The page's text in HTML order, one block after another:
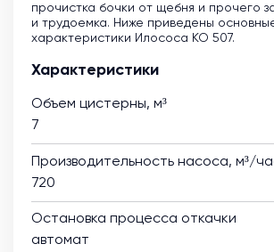
прочистка бочки от щебня и прочего
и трудоемка. Ниже приведены
характеристики Илососа КО 507.
Характеристики
Объем цистерны, м³
7
Производительность насоса, м³/
720
Остановка процесса откачки
автомат